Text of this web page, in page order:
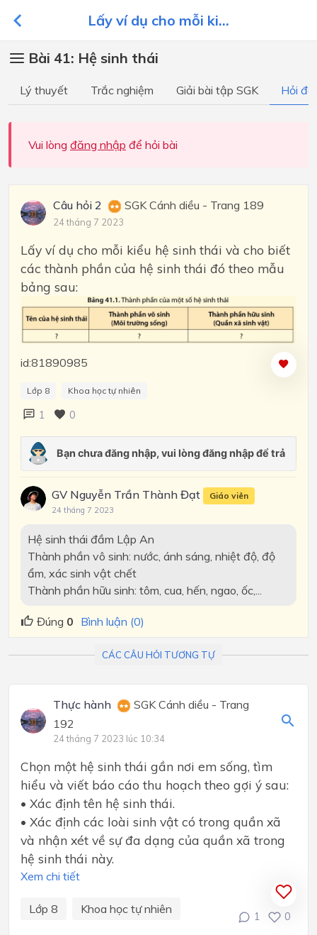
Lấy ví dụ cho mỗi ki...
Bài 41: Hệ sinh thái
Lý thuyết Trắc nghiệm Giải bài tập SGK Hỏi
Vui lòng đăng nhập để hỏi bài
Câu hỏi 2 SGK Cánh diều - Trang 189
24 tháng 7 2023
Lấy ví dụ cho mỗi kiểu hệ sinh thái và cho biết
các thành phần của hệ sinh thái đó theo mẫu
bảng sau:
id:81890985
Lớp 8 Khoa học tự nhiên
1 0
GV Nguyễn Trần Thành Đạt Giáo viên
24 tháng 7 2023
Hệ sinh thái đầm Lập An
Thành phần vô sinh: nước, ánh sáng, nhiệt độ, độ
ẩm, xác sinh vật chết
Thành phần hữu sinh: tôm, cua, hến, ngao, ốc,...
Đúng 0 Bình luận (0)
CÁC CÂU HỎI TƯƠNG TỰ
Thực hành
SGK Cánh diều - Trang
192
24 tháng 7 2023 lúc 10:34
Chọn một hệ sinh thái gần nơi em sống, tìm
hiểu và viết báo cáo thu hoạch theo gợi ý sau:
• Xác định tên hệ sinh thái.
• Xác định các loài sinh vật có trong quần xã
và nhận xét về sự đa dạng của quần xã trong
hệ sinh thái này.
Xem chi tiết
Lớp 8 Khoa học tự nhiên
1 0